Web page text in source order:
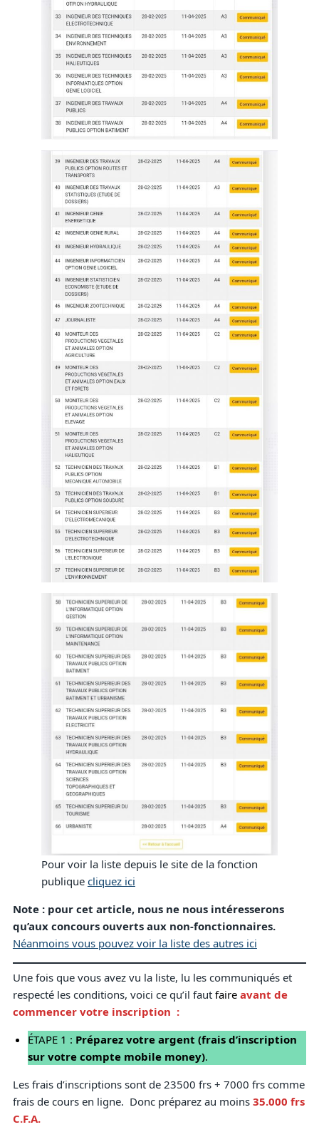
Pour voir la liste depuis le site de la fonction
publique cliquez ici
Note : pour cet article, nous ne nous intéresserons
qu’aux concours ouverts aux non-fonctionnaires.
Néanmoins vous pouvez voir la liste des autres ici
Une fois que vous avez vu la liste, lu les communiqués et
respecté les conditions, voici ce qu’il faut faireavant de
commencer votre inscription :
ÉTAPE 1 : Préparez votre argent (frais d’inscription
sur votre compte mobile money).
Les frais d’inscriptions sont de 23500 frs + 7000 frs comme
frais de cours en ligne. Donc préparez au moins 35.000 frs
C.F.A.